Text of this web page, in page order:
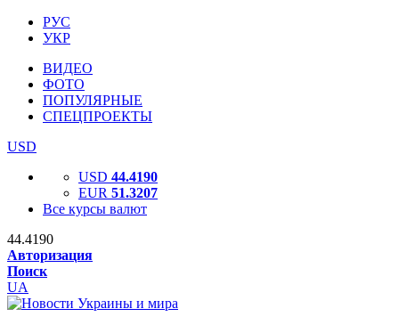
РУС
УКР
ВИДЕО
ФОТО
ПОПУЛЯРНЫЕ
СПЕЦПРОЕКТЫ
USD
USD 44.4190
EUR 51.3207
Все курсы валют
44.4190
Авторизация
Поиск
UA